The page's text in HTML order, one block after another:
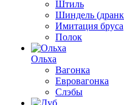
Штиль
Шиндель
Имитация бруса
Полок
Ольха
Вагонка
Евровагонка
Слэбы